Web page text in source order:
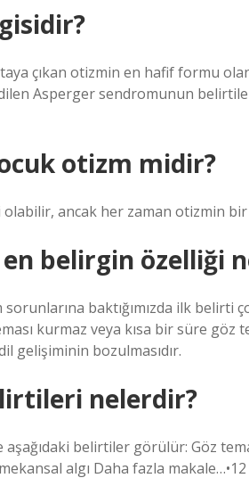
çıkan otizmin en hafif formu
Asperger sendromunun
otizm midir?
ancak her zaman otizmin
belirgin özelliği
baktığımızda ilk belirti
kurmaz veya kısa bir süre göz
gelişiminin bozulmasıdır.
nelerdir?
belirtiler görülür: Göz
algı Daha fazla